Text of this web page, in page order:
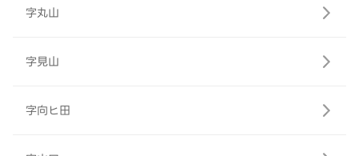
字丸山
字見山
字向ヒ田